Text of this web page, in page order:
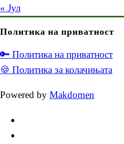
« Јул
Политика на приватност
🔑 Политика на приватност
🍪 Политика за колачињата
Powered by Makdomen